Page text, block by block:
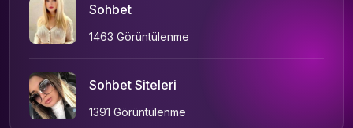
Sohbet
1463 Görüntülenme
Sohbet Siteleri
1391 Görüntülenme